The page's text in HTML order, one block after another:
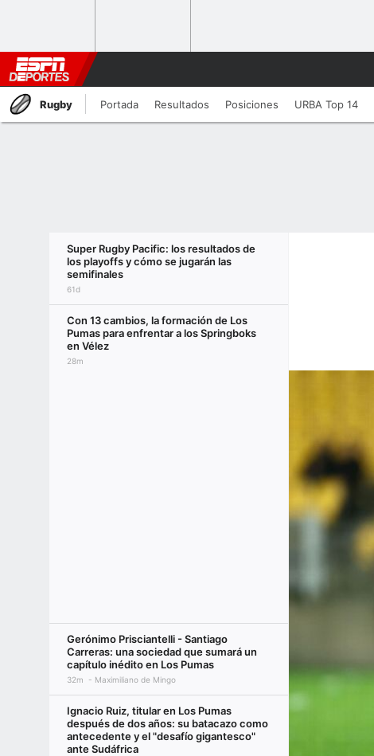
Rugby Portada Resultados Posiciones URBA Top 14
Super Rugby Pacific: los resultados de
los playoffs y cómo se jugarán las
semifinales
61d
Con 13 cambios, la formación de Los
Pumas para enfrentar a los Springboks
en Vélez
28m
Gerónimo Prisciantelli - Santiago
Carreras: una sociedad que sumará un
capítulo inédito en Los Pumas
32m Maximiliano de Mingo
Ignacio Ruiz, titular en Los Pumas
después de dos años: su batacazo como
antecedente y el "desafío gigantesco"
ante Sudáfrica